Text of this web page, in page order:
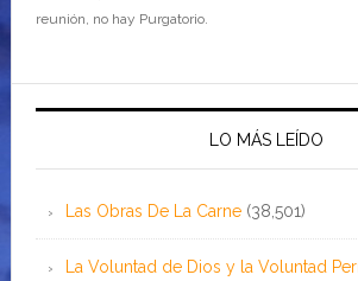
reunión, no hay Purgatorio.
LO MÁS LEÍDO
Las Obras De La Carne (38,501)
La Voluntad de Dios y la Voluntad